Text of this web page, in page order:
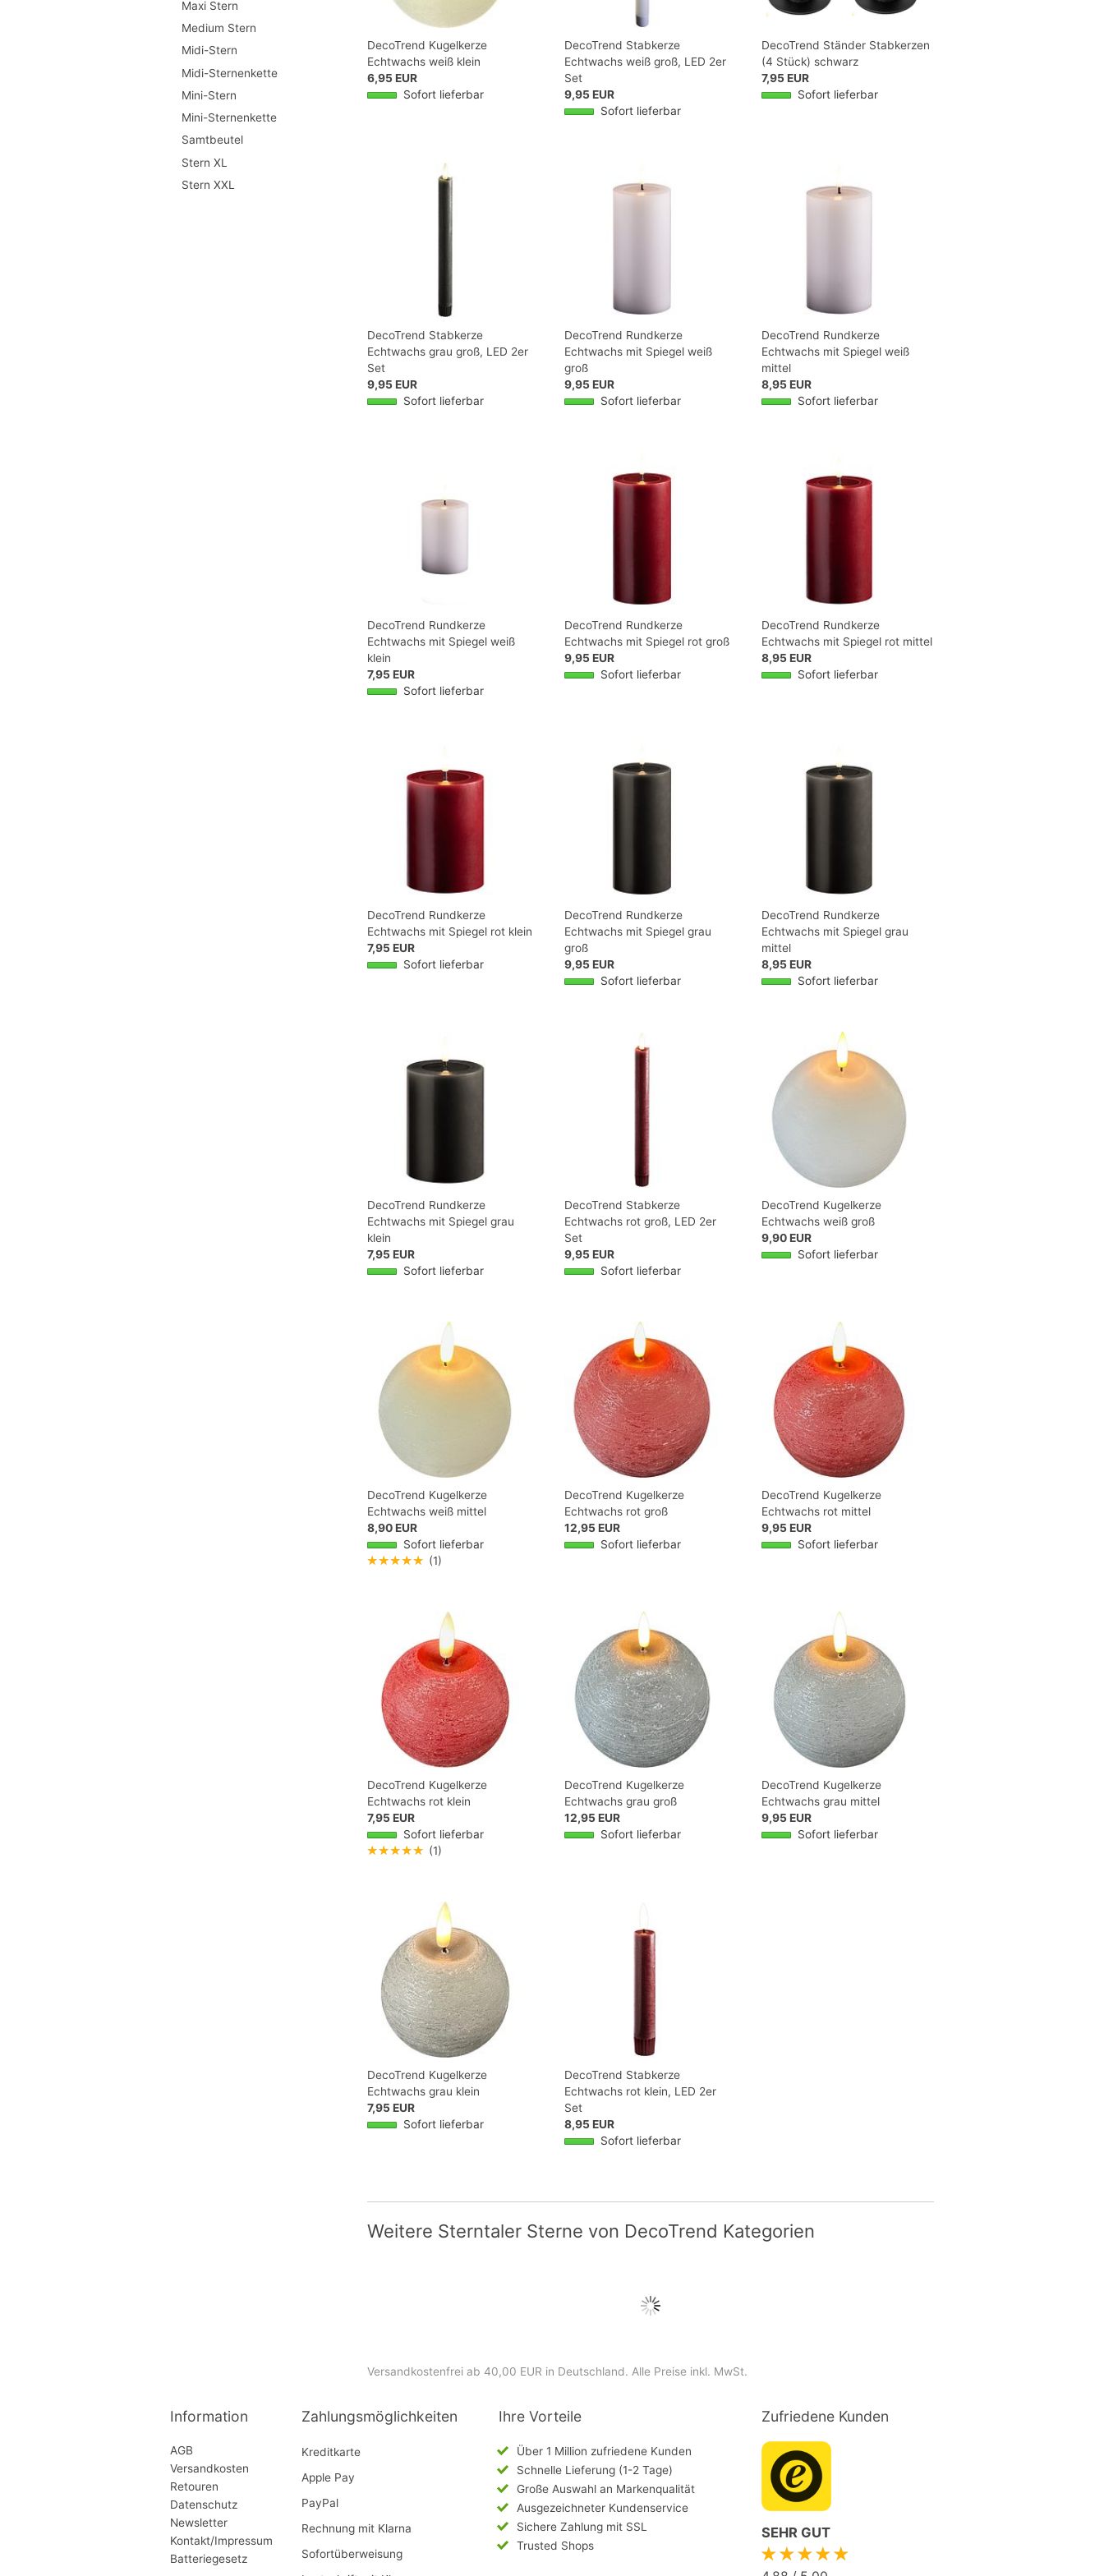
Maxi Stern
Medium Stern
Midi-Stern
Midi-Sternenkette
Mini-Stern
Mini-Sternenkette
Samtbeutel
Stern XL
Stern XXL
DecoTrend Kugelkerze
Echtwachs weiß klein
6,95 EUR
Sofort lieferbar
DecoTrend Stabkerze
Echtwachs weiß groß, LED 2er
Set
9,95 EUR
Sofort lieferbar
DecoTrend Ständer Stabkerzen
(4 Stück) schwarz
7,95 EUR
Sofort lieferbar
DecoTrend Stabkerze
Echtwachs grau groß, LED 2er
Set
9,95 EUR
Sofort lieferbar
DecoTrend Rundkerze
Echtwachs mit Spiegel weiß
groß
9,95 EUR
Sofort lieferbar
DecoTrend Rundkerze
Echtwachs mit Spiegel weiß
mittel
8,95 EUR
Sofort lieferbar
DecoTrend Rundkerze
Echtwachs mit Spiegel weiß
klein
7,95 EUR
Sofort lieferbar
DecoTrend Rundkerze
Echtwachs mit Spiegel rot groß
9,95 EUR
Sofort lieferbar
DecoTrend Rundkerze
Echtwachs mit Spiegel rot mittel
8,95 EUR
Sofort lieferbar
DecoTrend Rundkerze
Echtwachs mit Spiegel rot klein
7,95 EUR
Sofort lieferbar
DecoTrend Rundkerze
Echtwachs mit Spiegel grau
groß
9,95 EUR
Sofort lieferbar
DecoTrend Rundkerze
Echtwachs mit Spiegel grau
mittel
8,95 EUR
Sofort lieferbar
DecoTrend Rundkerze
Echtwachs mit Spiegel grau
klein
7,95 EUR
Sofort lieferbar
DecoTrend Stabkerze
Echtwachs rot groß, LED 2er
Set
9,95 EUR
Sofort lieferbar
DecoTrend Kugelkerze
Echtwachs weiß groß
9,90 EUR
Sofort lieferbar
DecoTrend Kugelkerze
Echtwachs weiß mittel
8,90 EUR
Sofort lieferbar
★★★★★ (1)
DecoTrend Kugelkerze
Echtwachs rot groß
12,95 EUR
Sofort lieferbar
DecoTrend Kugelkerze
Echtwachs rot mittel
9,95 EUR
Sofort lieferbar
DecoTrend Kugelkerze
Echtwachs rot klein
7,95 EUR
Sofort lieferbar
★★★★★ (1)
DecoTrend Kugelkerze
Echtwachs grau groß
12,95 EUR
Sofort lieferbar
DecoTrend Kugelkerze
Echtwachs grau mittel
9,95 EUR
Sofort lieferbar
DecoTrend Kugelkerze
Echtwachs grau klein
7,95 EUR
Sofort lieferbar
DecoTrend Stabkerze
Echtwachs rot klein, LED 2er
Set
8,95 EUR
Sofort lieferbar
Weitere Sterntaler Sterne von DecoTrend Kategorien
Versandkostenfrei ab 40,00 EUR in Deutschland. Alle Preise inkl. MwSt.
Information
AGB
Versandkosten
Retouren
Datenschutz
Newsletter
Kontakt/Impressum
Batteriegesetz
Zahlungsmöglichkeiten
Kreditkarte
Apple Pay
PayPal
Rechnung mit Klarna
Sofortüberweisung
Ihre Vorteile
Über 1 Million zufriedene Kunden
Schnelle Lieferung (1-2 Tage)
Große Auswahl an Markenqualität
Ausgezeichneter Kundenservice
Sichere Zahlung mit SSL
Trusted Shops
Zufriedene Kunden
SEHR GUT
★★★★★